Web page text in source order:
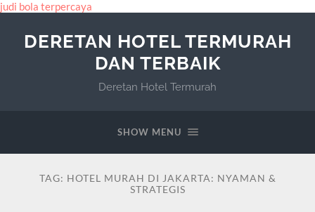
judi bola terpercaya
DERETAN HOTEL TERMURAH
DAN TERBAIK
Deretan Hotel Termurah
SHOW MENU
TAG: HOTEL MURAH DI JAKARTA: NYAMAN &
STRATEGIS